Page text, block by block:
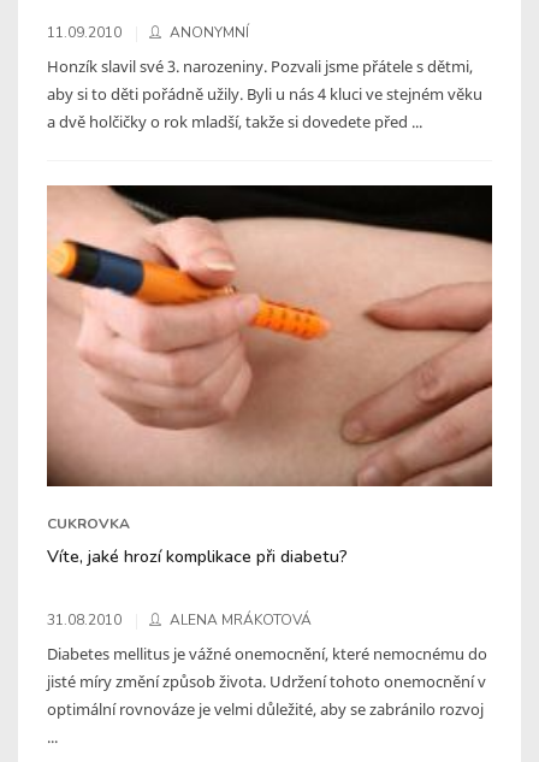
11.09.2010 ANONYMNÍ
Honzík slavil své 3. narozeniny. Pozvali jsme přátele s dětmi,
aby si to děti pořádně užily. Byli u nás 4 kluci ve stejném věku
a dvě holčičky o rok mladší, takže si dovedete před ...
CUKROVKA
Víte, jaké hrozí komplikace při diabetu?
31.08.2010 ALENA MRÁKOTOVÁ
Diabetes mellitus je vážné onemocnění, které nemocnému do
jisté míry změní způsob života. Udržení tohoto onemocnění v
optimální rovnováze je velmi důležité, aby se zabránilo rozvoj
...